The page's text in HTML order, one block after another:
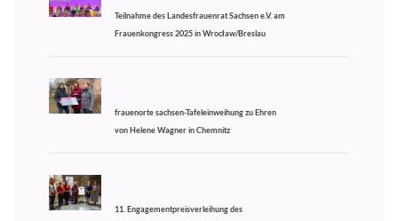
Teilnahme des Landesfrauenrat Sachsen e.V. am
Frauenkongress 2025 in Wrocław/Breslau
frauenorte sachsen-Tafeleinweihung zu Ehren
von Helene Wagner in Chemnitz
11. Engagementpreisverleihung des